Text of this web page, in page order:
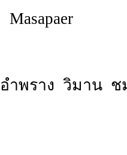
Masapaer
ำพราง วิมาน ช